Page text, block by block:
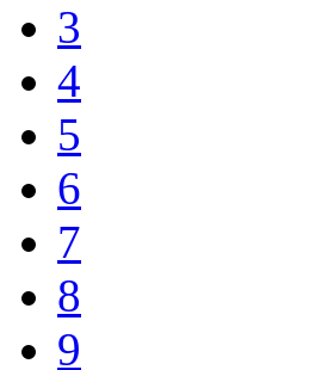
3
4
5
6
7
8
9